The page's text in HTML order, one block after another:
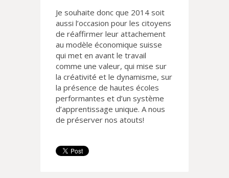
Je souhaite donc que 2014 soit
aussi l’occasion pour les citoyens
de réaffirmer leur attachement
au modèle économique suisse
qui met en avant le travail
comme une valeur, qui mise sur
la créativité et le dynamisme, sur
la présence de hautes écoles
performantes et d’un système
d’apprentissage unique. A nous
de préserver nos atouts!